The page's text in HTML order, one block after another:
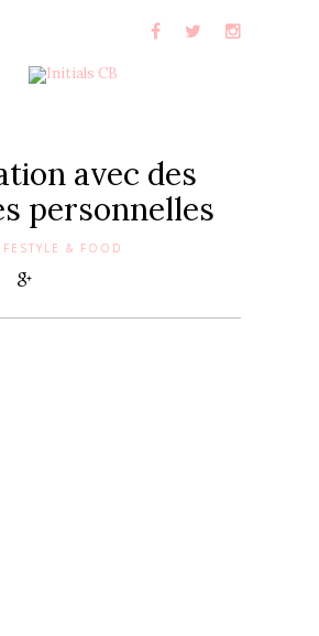
avec des
personnelles
& FOOD